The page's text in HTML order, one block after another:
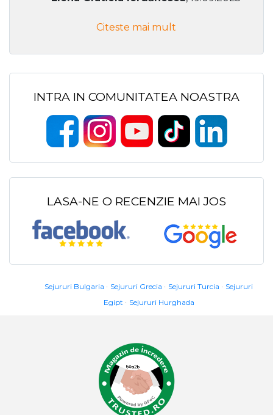
Citeste mai mult
INTRA IN COMUNITATEA NOASTRA
LASA-NE O RECENZIE MAI JOS
Sejururi Bulgaria Sejururi Grecia Sejururi Turcia
Sejururi
Egipt
Sejururi Hurghada